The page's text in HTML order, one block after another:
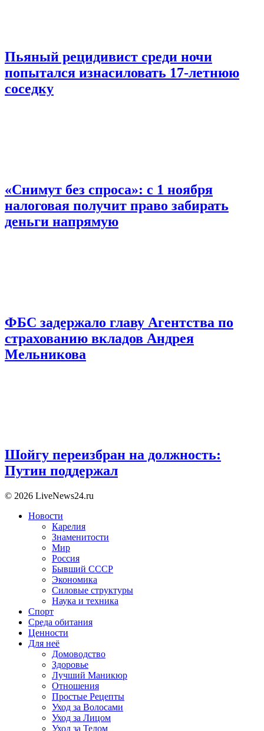
Пьяный рецидивист среди ночи
попытался изнасиловать 17-летнюю
соседку
«Снимут без спроса»: с 1 ноября
налоговая получит право забирать
деньги напрямую
ФБС задержало главу Агентства по
страхованию вкладов Андрея
Мельникова
Шойгу переизбран на должность:
Путин поддержал
© 2026 LiveNews24.ru
Новости
Карелия
Знаменитости
Мир
Россия
Бывший СССР
Экономика
Силовые структуры
Наука и техника
Спорт
Среда обитания
Ценности
Для неё
Домоводство
Здоровье
Лучший Маникюр
Отношения
Простые Рецепты
Уход за Волосами
Уход за Лицом
Уход за Телом